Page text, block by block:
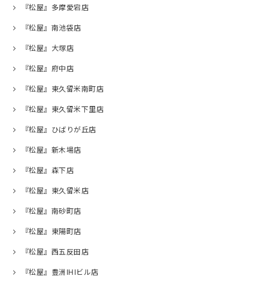
『松屋』多摩愛宕店
『松屋』南池袋店
『松屋』大塚店
『松屋』府中店
『松屋』東久留米南町店
『松屋』東久留米下里店
『松屋』ひばりが丘店
『松屋』新木場店
『松屋』森下店
『松屋』東久留米店
『松屋』南砂町店
『松屋』東陽町店
『松屋』西五反田店
『松屋』豊洲IHIビル店